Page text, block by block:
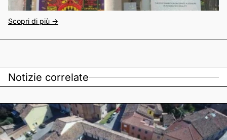
Scopri di più ->
Notizie correlate